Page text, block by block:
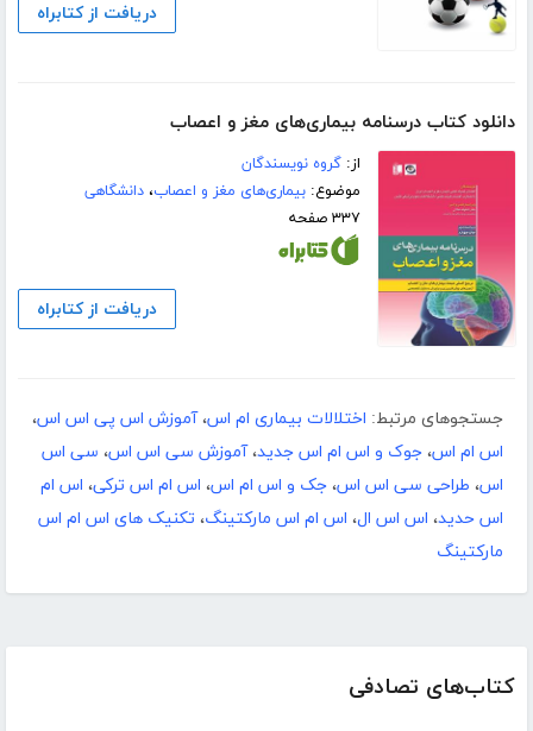
کتاب‌های تصادفی
دریافت از کتابراه
دانلود کتاب درسنامه بیماری‌های مغز و اعصاب
از:گروه نویسندگان
موضوع:بیماری‌های مغز و اعصاب،دانشگاهی
۳۳۷ صفحه
دریافت از کتابراه
جستجوهای مرتبط: اختلالات بیماری ام اس،آموزش اس پی اس اس،
اس ام اس، جوک و اس ام اس جدید،آموزش سی اس اس، سی اس
اس، طراحی سی اس اس، جک و اس ام اس، اس ام اس ترکی، اس ام
اس حدید، اس اس ال، اس ام اس مارکتینگ، تکنیک های اس ام اس
مارکتینگ